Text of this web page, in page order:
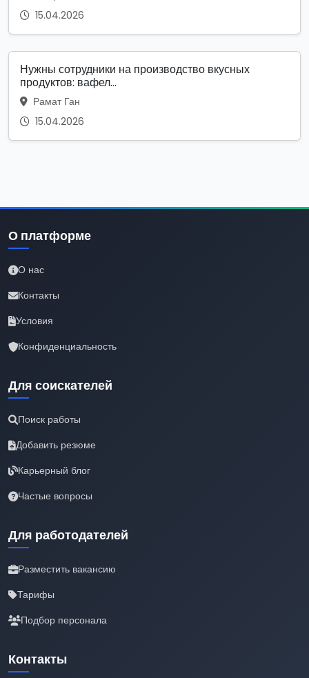
15.04.2026
Нужны сотрудники на производство вкусных
продуктов: вафел...
Рамат Ган
15.04.2026
О платформе
О нас
Контакты
Условия
Конфиденциальность
Для соискателей
Поиск работы
Добавить резюме
Карьерный блог
Частые вопросы
Для работодателей
Разместить вакансию
Тарифы
Подбор персонала
Контакты